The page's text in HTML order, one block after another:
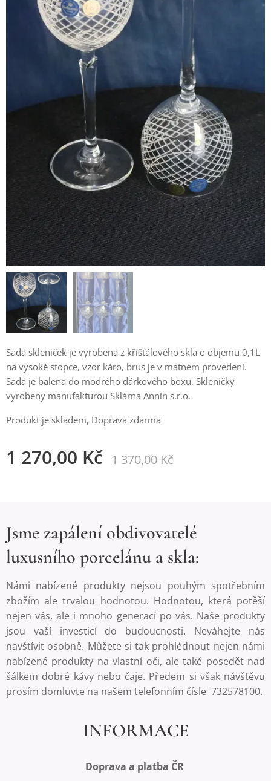
Sada skleniček je vyrobena z křišťálového skla o objemu 0,1L
na vysoké stopce, vzor káro, brus je v matném provedení.
Sada je balena do modrého dárkového boxu. Skleničky
vyrobeny manufakturou Sklárna Annín s.r.o.
Produkt je skladem, Doprava zdarma
1 270,00 Kč 1 370,00Kč
Jsme zapálení obdivovatelé
luxusního porcelánu a skla:
Námi nabízené produkty nejsou pouhým spotřebním
zbožím ale trvalou hodnotou. Hodnotou, která potěší
nejen vás, ale i mnoho generací po vás. Naše produkty
jsou vaší investicí do budoucnosti. Neváhejte nás
navštívit osobně. Můžete si tak prohlédnout nejen námi
nabízené produkty na vlastní oči, ale také posedět nad
šálkem dobré kávy nebo čaje. Předem si však návštěvu
prosím domluvte na našem telefonním čísle 732578100.
INFORMACE
Doprava a platba ČR